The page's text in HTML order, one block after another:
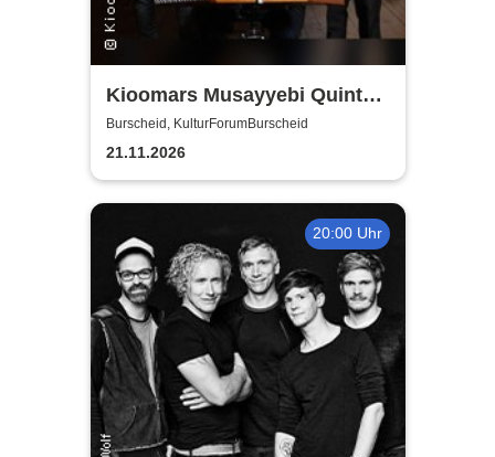
Kioomars Musayyebi Quintett
- KulturForumBurscheid
Burscheid, KulturForumBurscheid
21.11.2026
20:00 Uhr